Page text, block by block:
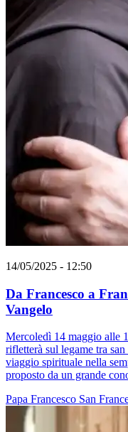
14/05/2025 - 12:50
Da Francesco a
Vangelo
Mercoledì 14 maggio alle
rifletterà sul legame tra
viaggio spirituale nella
proposto da un grande
Papa Francesco San